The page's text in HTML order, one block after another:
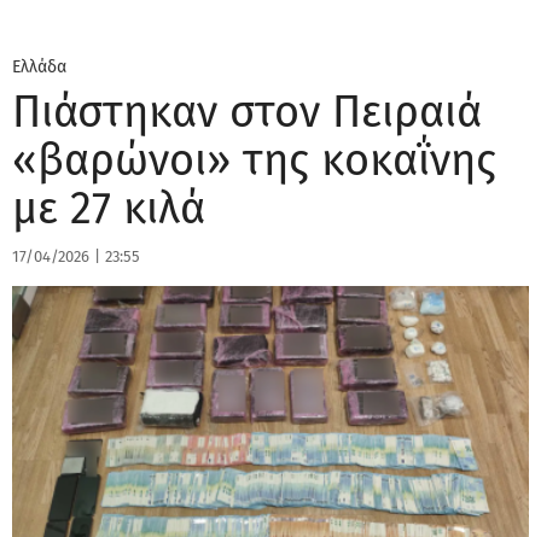
Ελλάδα
Πιάστηκαν στον Πειραιά
«βαρώνοι» της κοκαΐνης
με 27 κιλά
17/04/2026 23:55